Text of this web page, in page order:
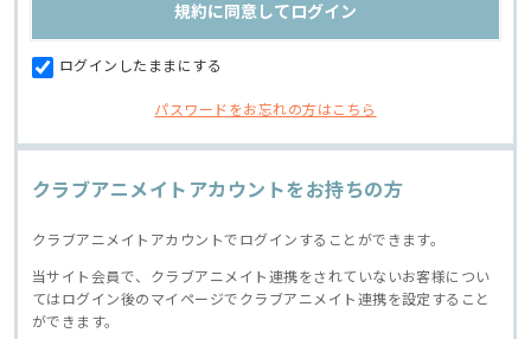
ログインしたままにする
パスワードをお忘れの方はこちら
クラブアニメイトアカウントをお持ちの方
クラブアニメイトアカウントでログインすることができます。
当サイト会員で、クラブアニメイト連携をされていないお客様につい
てはログイン後のマイページでクラブアニメイト連携を設定すること
ができます。